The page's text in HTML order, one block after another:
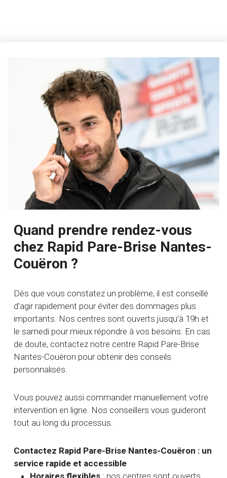
Quand prendre rendez-vous
chez Rapid Pare-Brise Nantes-
Couëron ?
Dès que vous constatez un problème, il est conseillé
d’agir rapidement pour éviter des dommages plus
importants. Nos centres sont ouverts jusqu’à 19h et
le samedi pour mieux répondre à vos besoins. En cas
de doute, contactez notre centre Rapid Pare-Brise
Nantes-Couëron pour obtenir des conseils
personnalisés.
Vous pouvez aussi commander manuellement votre
intervention en ligne. Nos conseillers vous guideront
tout au long du processus.
Contactez Rapid Pare-Brise Nantes-Couëron : un
service rapide et accessible